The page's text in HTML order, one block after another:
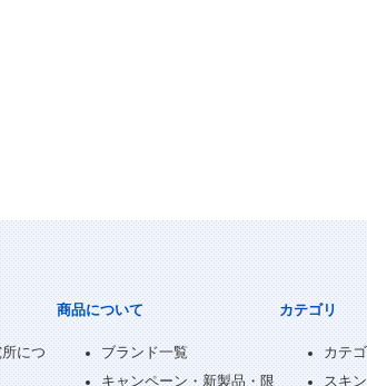
につ
商品について
ブランド一覧
キャンペーン・新製品・限
カテゴリ
カテ
スキ